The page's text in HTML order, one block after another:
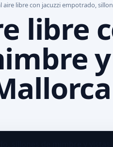
aire libre con jacuzzi empotrado,
libre